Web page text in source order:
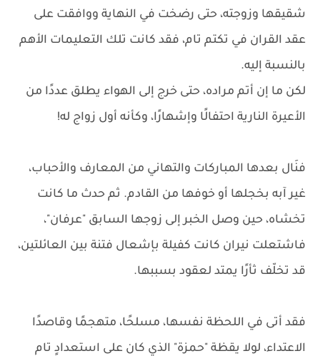
شقيقها وزوجته، حتى رضخت في النهاية ووافقت على
عقد القران في تكتم تام، فقد كانت تلك التعليمات الأهم
بالنسبة إليه.
لكن ما إن أتم مراده، حتى خرج إلى الهواء يطلق عددًا من
الأعيرة النارية احتفالًا وإشهارًا، وكأنه أول زواج له!
فنَال بعدها المباركات والتهاني من المعارف والأحباب،
غير آبه بخجلها أو خوفها من القادم. ثم حدث ما كانت
تخشاه، حين وصل الخبر إلى زوجها السابق "عرفان"،
فاشتعلت نيران كانت كفيلة بإشعال فتنة بين العائلتين،
قد تخلّف ثأرًا يمتد لعقود بسببها.
فقد أتى في اللحظة نفسها، مسلحًا، متهجمًا وقاصدًا
الاعتداء، لولا يقظة "حمزة" الذي كان على استعدادٍ تام